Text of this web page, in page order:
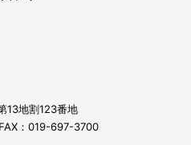
13地割123番地
：019-697-3700